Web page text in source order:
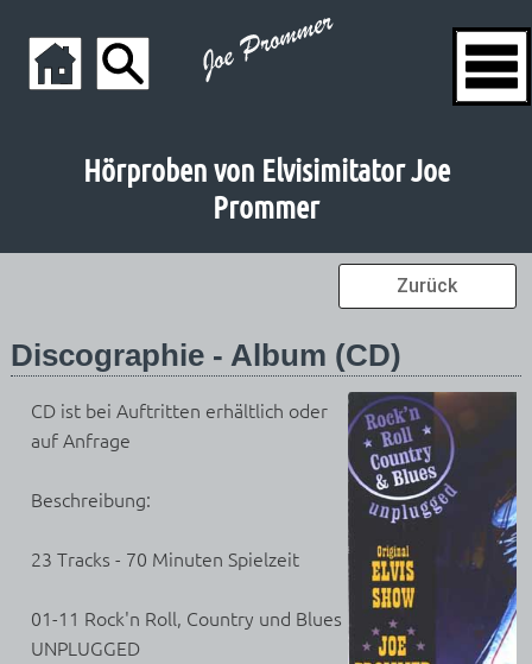
Hörproben von Elvisimitator Joe
Prommer
Zurück
Discographie - Album (CD)
CD ist bei Auftritten erhältlich oder
auf Anfrage
Beschreibung:
23 Tracks - 70 Minuten Spielzeit
01-11 Rock'n Roll, Country und Blues
UNPLUGGED